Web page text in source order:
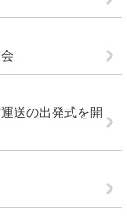
送の出発式を開